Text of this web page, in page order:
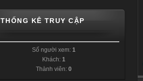
THỐNG KÊ TRUY CẬP
Số người xem: 1
Khách: 1
Thành viên: 0